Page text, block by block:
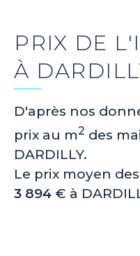
PRIX DE
À
D'après nos
prix au m2 des
DARDILLY.
Le prix moyen
3 894 € à